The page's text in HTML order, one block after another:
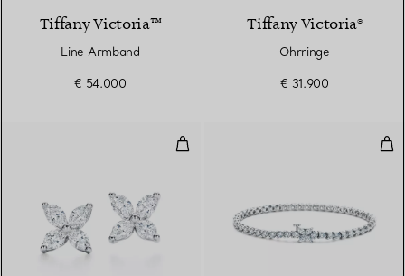
Tiffany Victoria™
Line Armband
€ 54.000
Tiffany Victoria®
Ohrringe
€ 31.900
Ohrringe